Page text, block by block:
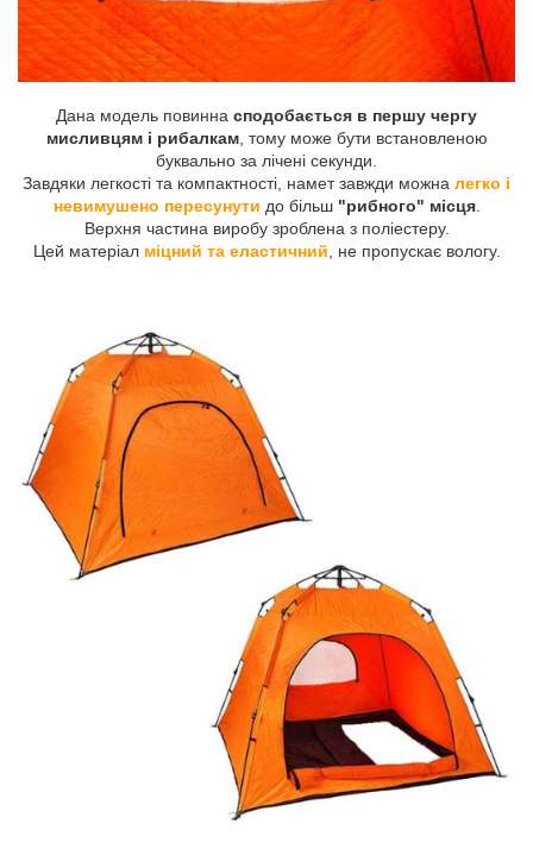
Дана модель повинна сподобається в першу чергу
мисливцям і рибалкам, тому може бути встановленою
буквально за лічені секунди.
Завдяки легкості та компактності, намет завжди можна легко і
невимушено пересунути до більш "рибного" місця.
Верхня частина виробу зроблена з поліестеру.
Цей матеріал міцний та еластичний , не пропускає вологу.